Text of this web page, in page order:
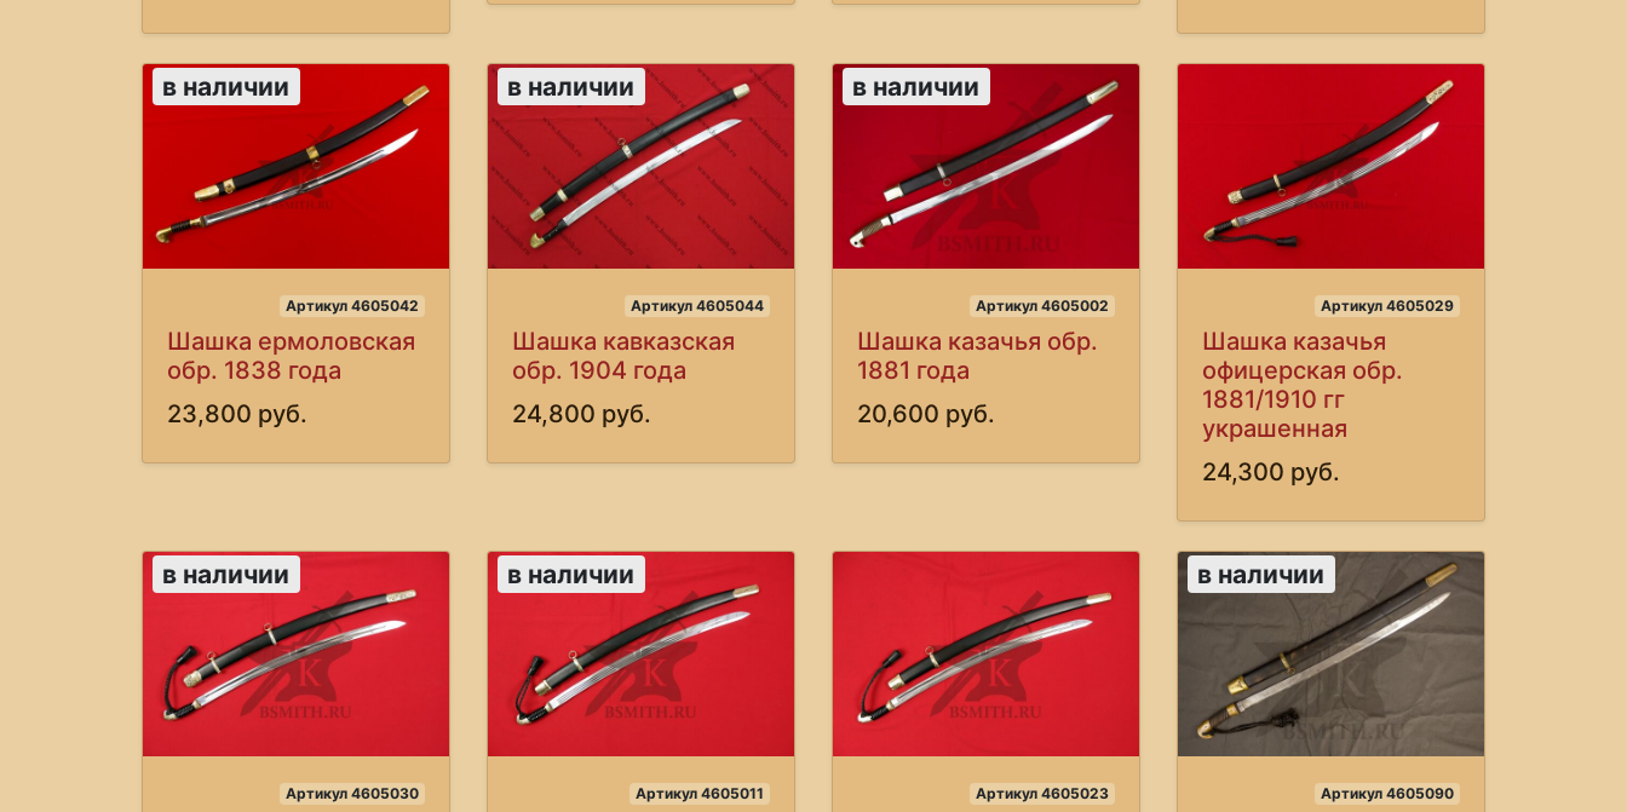
в наличии
Артикул 4605042
Шашка ермоловская
обр. 1838 года
23,800 руб.
в наличии
Артикул 4605044
Шашка кавказская
обр. 1904 года
24,800 руб.
в наличии
Артикул 4605002
Шашка казачья обр.
1881 года
20,600 руб.
Артикул 4605029
Шашка казачья
офицерская обр.
1881/1910 гг
украшенная
24,300 руб.
в наличии
Артикул 4605030
в наличии
Артикул 4605011 Артикул 4605023
в наличии
Артикул 4605090